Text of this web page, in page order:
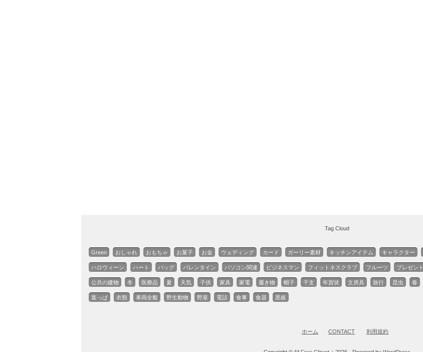
Tag Cloud
Green おしゃれ おもちゃ お菓子 お金 ウェディング カード ガーリー素材 キッチンアイテム キャラクター
ハロウィーン ハート バッグ バレンタイン パソコン関連 ビジネスマン フィットネスクラブ フルーツ プレゼント
公共の建物 冬 医療品 夏 天気 子供 家具 家電 履き物 帽子 干支 年賀状 文房具 旅行 昆虫 春
葉っぱ 衣類 車両全般 野生動物 野菜 電話 食事 食器 黒板
ホーム CONTACT 利用規約